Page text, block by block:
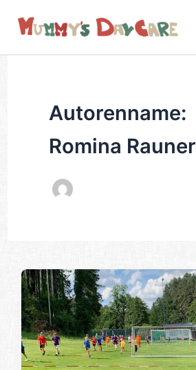
Inhalt
springen
Autorenname:
Romina Rauner